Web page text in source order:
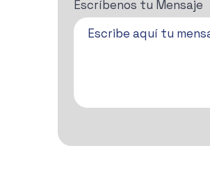
Escríbenos tu Mensaje